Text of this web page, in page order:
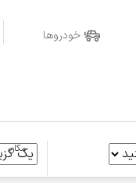
خودروها
مکان